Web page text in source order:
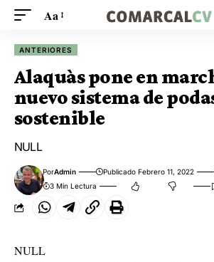
Aa
ANTERIORES
Alaquàs pone en
nuevo sistema de
sostenible
NULL
PorAdmin Publicado Febrero 11, 2022
3 Min Lectura
NULL